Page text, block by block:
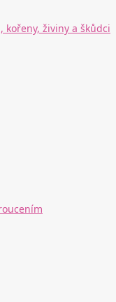
živiny a škůdci